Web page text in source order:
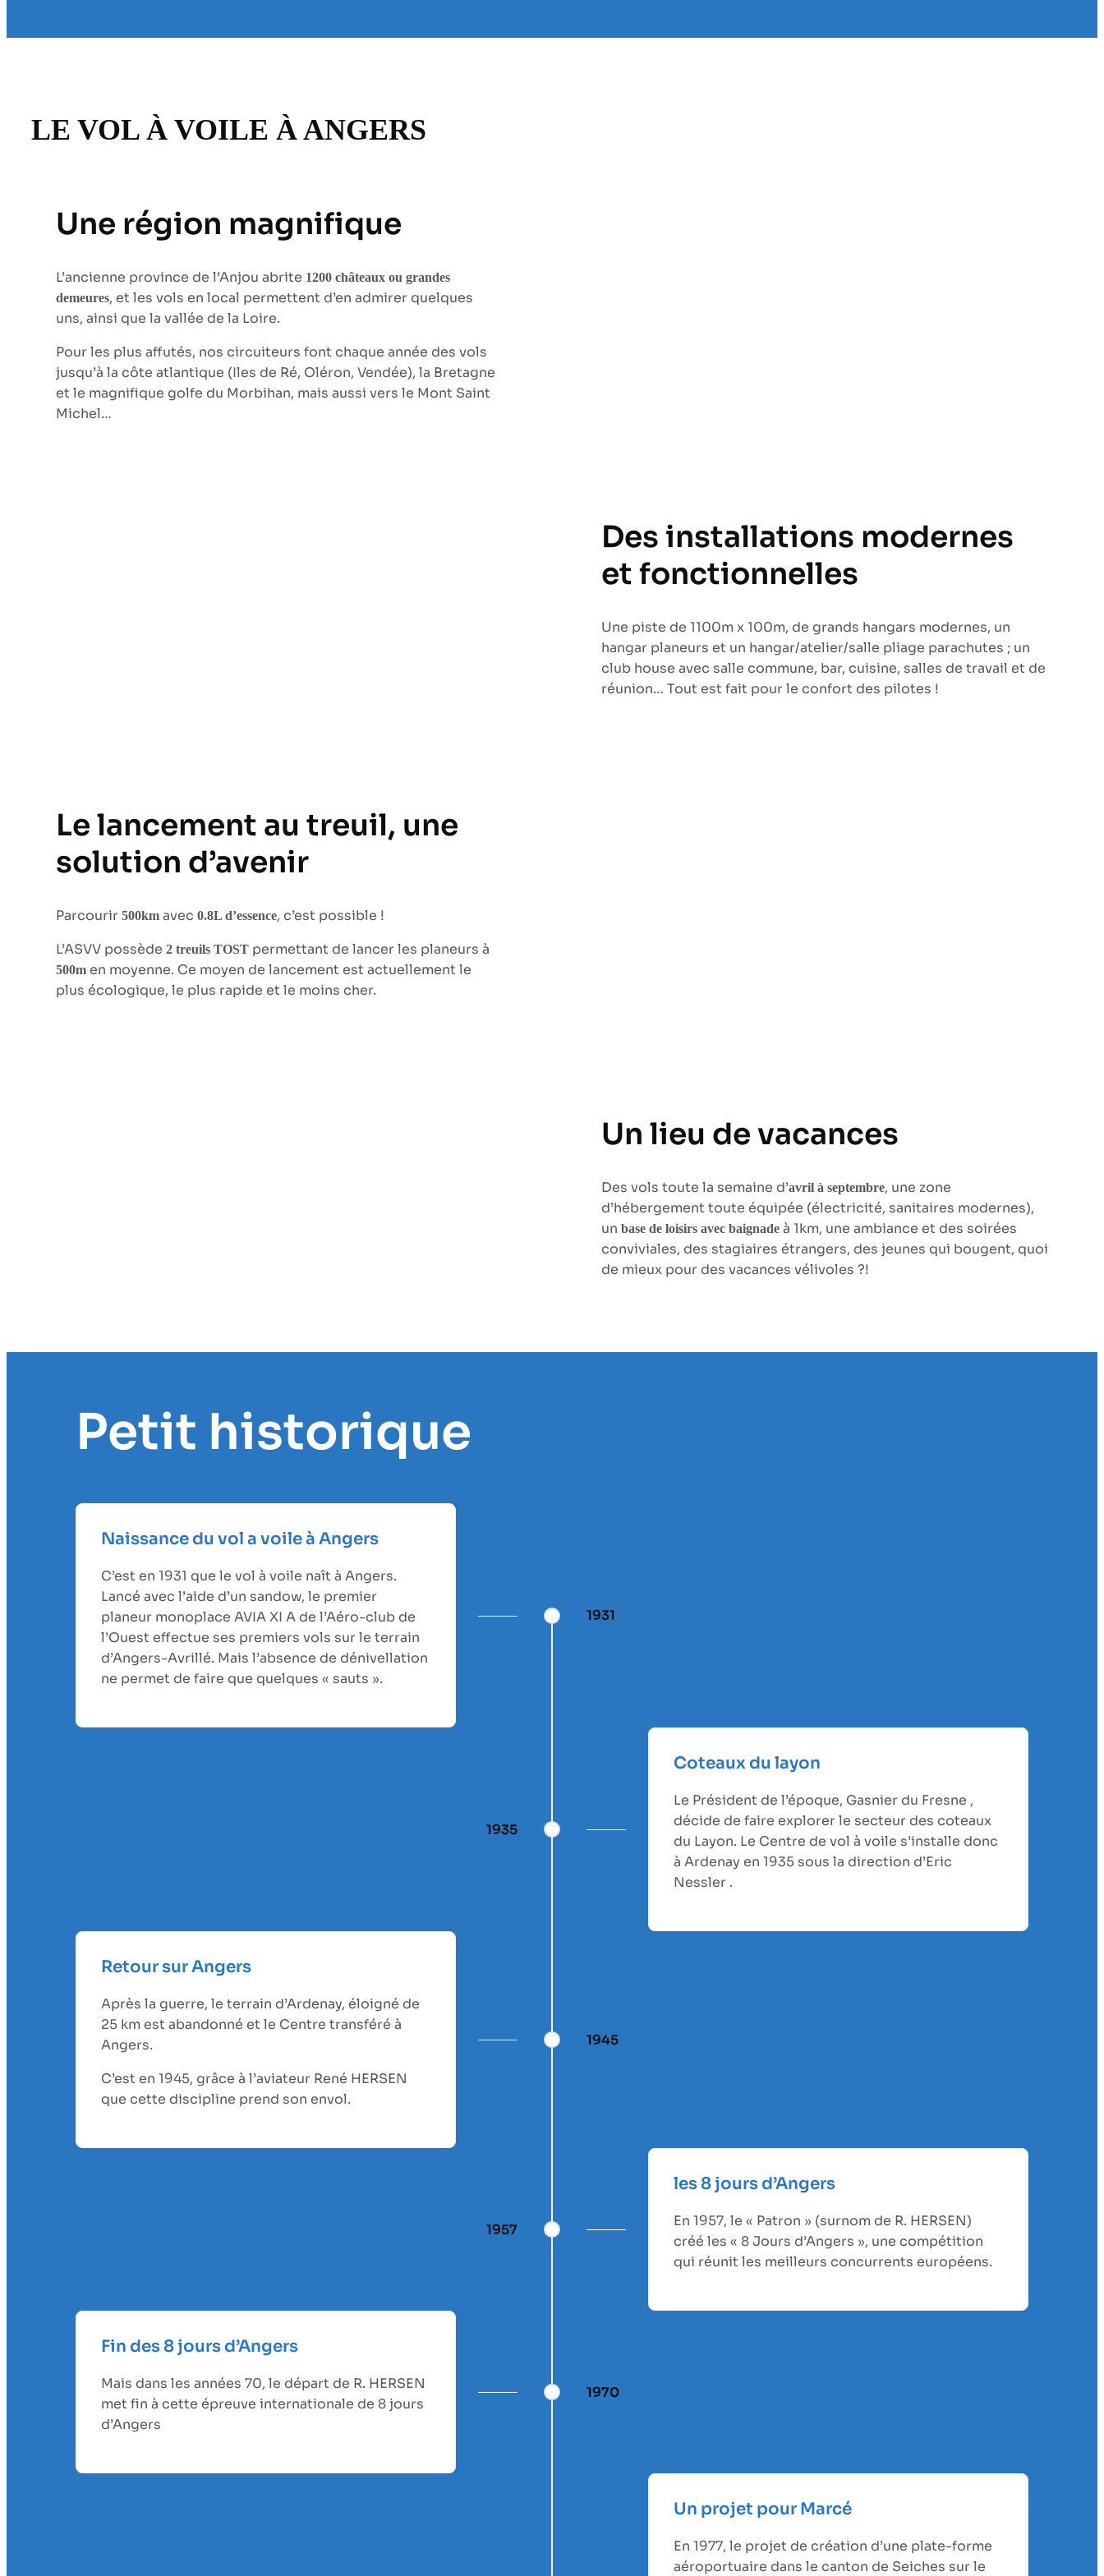
LE VOL À VOILE À ANGERS
Une région magnifique
L’ancienne province de l’Anjou abrite 1200 châteaux ou grandes
demeures, et les vols en local permettent d’en admirer quelques
uns, ainsi que la vallée de la Loire.
Pour les plus affutés, nos circuiteurs font chaque année des vols
jusqu’à la côte atlantique (Iles de Ré, Oléron, Vendée), la Bretagne
et le magnifique golfe du Morbihan, mais aussi vers le Mont Saint
Michel…
Des installations modernes
et fonctionnelles
Une piste de 1100m x 100m, de grands hangars modernes, un
hangar planeurs et un hangar/atelier/salle pliage parachutes ; un
club house avec salle commune, bar, cuisine, salles de travail et de
réunion… Tout est fait pour le confort des pilotes !
Le lancement au treuil, une
solution d’avenir
Parcourir 500km avec 0.8L d’essence, c’est possible !
L’ASVV possède 2 treuils TOST permettant de lancer les planeurs à
500m en moyenne. Ce moyen de lancement est actuellement le
plus écologique, le plus rapide et le moins cher.
Un lieu de vacances
Des vols toute la semaine d’avril à septembre, une zone
d’hébergement toute équipée (électricité, sanitaires modernes),
un base de loisirs avec baignade à 1km, une ambiance et des soirées
conviviales, des stagiaires étrangers, des jeunes qui bougent, quoi
de mieux pour des vacances vélivoles ?!
Petit historique
Naissance du vol a voile à Angers
C’est en 1931 que le vol à voile naît à Angers.
Lancé avec l’aide d’un sandow, le premier
planeur monoplace AVIA XI A de l’Aéro-club de
l’Ouest effectue ses premiers vols sur le terrain
d’Angers-Avrillé. Mais l’absence de dénivellation
ne permet de faire que quelques « sauts ».
1931
Coteaux du layon
Le Président de l’époque, Gasnier du Fresne ,
décide de faire explorer le secteur des coteaux
du Layon. Le Centre de vol à voile s’installe donc
à Ardenay en 1935 sous la direction d’Eric
Nessler .
1935
Retour sur Angers
Après la guerre, le terrain d’Ardenay, éloigné de
25 km est abandonné et le Centre transféré à
Angers.
C’est en 1945, grâce à l’aviateur René HERSEN
que cette discipline prend son envol.
1945
les 8 jours d’Angers
En 1957, le « Patron » (surnom de R. HERSEN)
créé les « 8 Jours d’Angers », une compétition
qui réunit les meilleurs concurrents européens.
1957
Fin des 8 jours d’Angers
Mais dans les années 70, le départ de R. HERSEN
met fin à cette épreuve internationale de 8 jours
d’Angers
1970
Un projet pour Marcé
En 1977, le projet de création d’une plate-forme
aéroportuaire dans le canton de Seiches sur le